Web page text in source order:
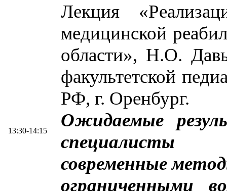
13:30-14:15
Лекция
медицинской
области», Н.О.
факультетской
РФ, г. Оренбург.
Ожидаемые
специалисты
современные
ограниченными